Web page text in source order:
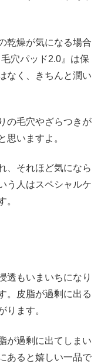
乾燥が気になる場合
穴パッド2.0』は保
なく、きちんと潤い
の毛穴やざらつきが
思いますよ。
、それほど気になら
う人はスペシャルケ
。
透もいまいちになり
。皮脂が過剰に出る
ります。
が過剰に出てしまい
あると嬉しい一品で